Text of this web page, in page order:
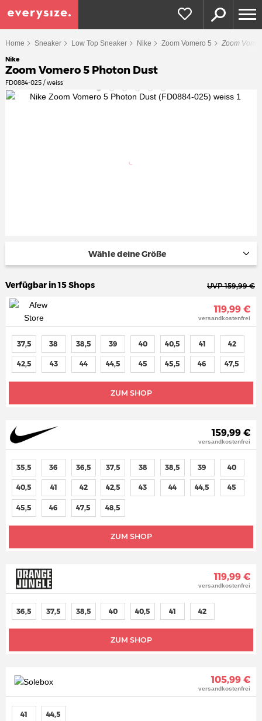
Home Sneaker Low Top Sneaker Nike Zoom Vomero 5 Zoom
Nike
Zoom Vomero 5 Photon Dust
FD0884-025 / weiss
Wähle deine Größe
Verfügbar in 15 Shops UVP 159,99 €
119,99 €
versandkostenfrei
ZUM SHOP
37,5 38 38,5 39 40 40,5 41 42
42,5 43 44 44,5 45 45,5 46 47,5
159,99 €
versandkostenfrei
ZUM SHOP
35,5 36 36,5 37,5 38 38,5 39 40
40,5 41 42 42,5 43 44 44,5 45
45,5 46 47,5 48,5
119,99 €
versandkostenfrei
ZUM SHOP
36,5 37,5 38,5 40 40,5 41 42
105,99 €
versandkostenfrei
41 44,5